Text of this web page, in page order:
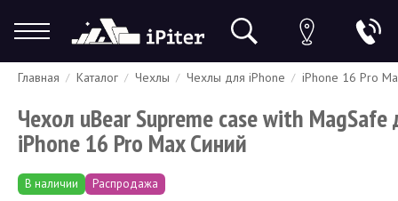
Гарантия Доставка и оплата Спецпредложения Скидки
Главная Каталог Чехлы Чехлы для iPhone iPhone 16 Pro
Чехол uBear Supreme case with MagSafe
iPhone 16 Pro Max Синий
В наличии Распродажа